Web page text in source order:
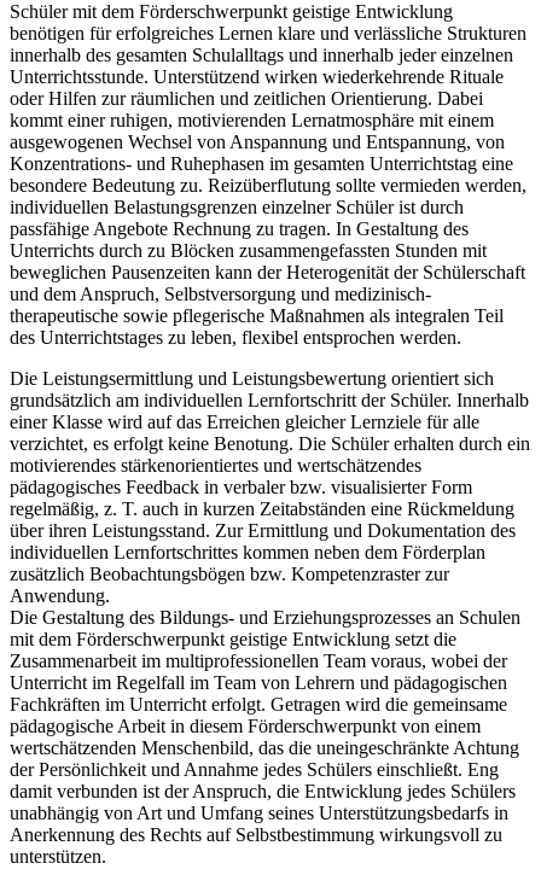
Schüler mit dem Förderschwerpunkt geistige Entwicklung
benötigen für erfolgreiches Lernen klare und verlässliche Strukturen
innerhalb des gesamten Schulalltags und innerhalb jeder einzelnen
Unterrichtsstunde. Unterstützend wirken wiederkehrende Rituale
oder Hilfen zur räumlichen und zeitlichen Orientierung. Dabei
kommt einer ruhigen, motivierenden Lernatmosphäre mit einem
ausgewogenen Wechsel von Anspannung und Entspannung, von
Konzentrations- und Ruhephasen im gesamten Unterrichtstag eine
besondere Bedeutung zu. Reizüberflutung sollte vermieden werden,
individuellen Belastungsgrenzen einzelner Schüler ist durch
passfähige Angebote Rechnung zu tragen. In Gestaltung des
Unterrichts durch zu Blöcken zusammengefassten Stunden mit
beweglichen Pausenzeiten kann der Heterogenität der Schülerschaft
und dem Anspruch, Selbstversorgung und medizinisch-
therapeutische sowie pflegerische Maßnahmen als integralen Teil
des Unterrichtstages zu leben, flexibel entsprochen werden.
Die Leistungsermittlung und Leistungsbewertung orientiert sich
grundsätzlich am individuellen Lernfortschritt der Schüler. Innerhalb
einer Klasse wird auf das Erreichen gleicher Lernziele für alle
verzichtet, es erfolgt keine Benotung. Die Schüler erhalten durch ein
motivierendes stärkenorientiertes und wertschätzendes
pädagogisches Feedback in verbaler bzw. visualisierter Form
regelmäßig, z. T. auch in kurzen Zeitabständen eine Rückmeldung
über ihren Leistungsstand. Zur Ermittlung und Dokumentation des
individuellen Lernfortschrittes kommen neben dem Förderplan
zusätzlich Beobachtungsbögen bzw. Kompetenzraster zur
Anwendung.
Die Gestaltung des Bildungs- und Erziehungsprozesses an Schulen
mit dem Förderschwerpunkt geistige Entwicklung setzt die
Zusammenarbeit im multiprofessionellen Team voraus, wobei der
Unterricht im Regelfall im Team von Lehrern und pädagogischen
Fachkräften im Unterricht erfolgt. Getragen wird die gemeinsame
pädagogische Arbeit in diesem Förderschwerpunkt von einem
wertschätzenden Menschenbild, das die uneingeschränkte Achtung
der Persönlichkeit und Annahme jedes Schülers einschließt. Eng
damit verbunden ist der Anspruch, die Entwicklung jedes Schülers
unabhängig von Art und Umfang seines Unterstützungsbedarfs in
Anerkennung des Rechts auf Selbstbestimmung wirkungsvoll zu
unterstützen.